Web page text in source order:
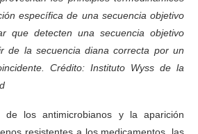
específica de una secuencia objetivo
que detecten una secuencia objetivo
de la secuencia diana correcta por un
Crédito: Instituto Wyss de la
los antimicrobianos y la aparición
resistentes a los medicamentos, las